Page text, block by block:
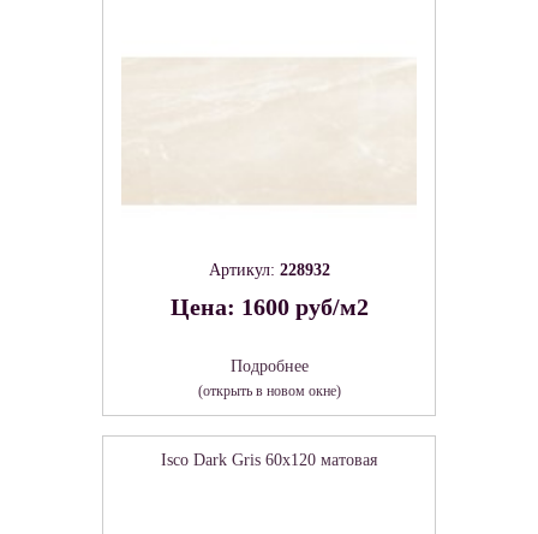
Артикул: 228932
Цена: 1600 руб/м2
Подробнее
(открыть в новом окне)
Isco Dark Gris 60х120 матовая